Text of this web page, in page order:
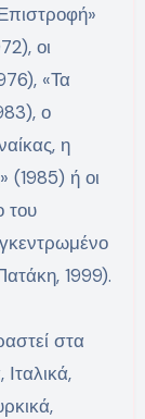
οι
«Τα
ο
η
(1985) ή οι
του
1999).
στα